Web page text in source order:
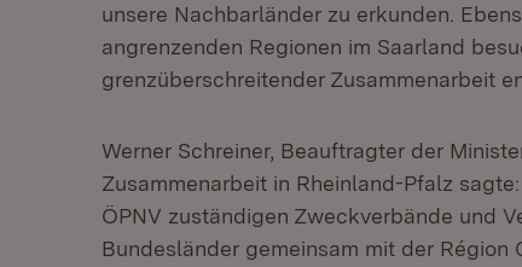
unsere Nachbarländer zu erkunden.
angrenzenden Regionen im Saarland
grenzüberschreitender Zusammenarbeit
Werner Schreiner, Beauftragter der
Zusammenarbeit in Rheinland-Pfalz
ÖPNV zuständigen Zweckverbände und
Bundesländer gemeinsam mit der